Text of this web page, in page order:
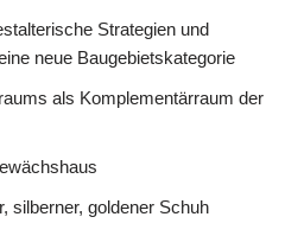
Strategien und
neue Baugebietskategorie
als Komplementärraum der
silberner, goldener Schuh